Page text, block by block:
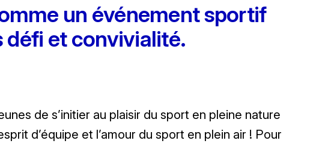
un événement sportif
défi et convivialité.
de s’initier au plaisir du sport en pleine nature
d’équipe et l’amour du sport en plein air ! Pour